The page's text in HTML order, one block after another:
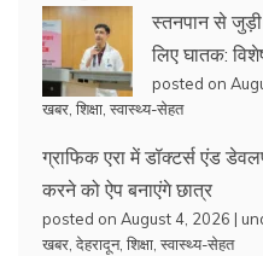
स्तनपान से
लिए घातक:
posted on
खबर, शिक्षा, स्वास्थ्य-सेहत
ग्राफिक एरा में डॉक्टर्स एंड
करने को ऐप बनाएंगे छात्र
posted on August 4, 2026 |
खबर, देहरादून, शिक्षा, स्वास्थ्य-सेहत